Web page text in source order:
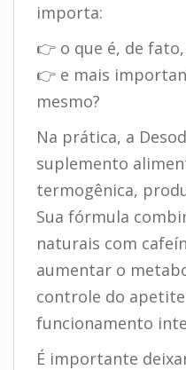
importa:
👉 o que é, de
👉 e mais
mesmo?
Na prática, a
suplemento
termogênica,
Sua fórmula
naturais com
aumentar o
controle do
funcionamento
É importante